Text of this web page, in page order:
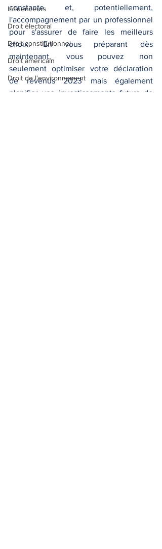
Influenceurs
Droit électoral
Droit constitutionnel
Droit américain
Droit de l'environnement
constante et, potentiellement,
l'accompagnement par un professionnel
pour s'assurer de faire les meilleurs
choix. En vous préparant dès
maintenant, vous pouvez non
seulement optimiser votre déclaration
de revenus 2023 mais également
planifier vos investissements futurs de